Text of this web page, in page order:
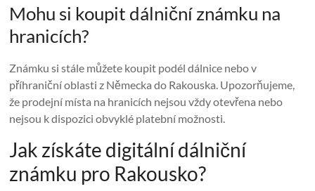
Mohu si koupit dálniční známku na
hranicích?
Známku si stále můžete koupit podél dálnice nebo v
příhraniční oblasti z Německa do Rakouska. Upozorňujeme,
že prodejní místa na hranicích nejsou vždy otevřena nebo
nejsou k dispozici obvyklé platební možnosti.
Jak získáte digitální dálniční
známku pro Rakousko?